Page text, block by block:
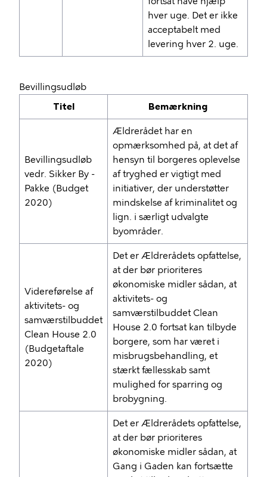
hver uge. Det er ikke
acceptabelt med
levering hver 2. uge.
Bevillingsudløb
Titel
Bemærkning
Bevillingsudløb
vedr. Sikker By -
Pakke (Budget
2020)
Ældrerådet har en
opmærksomhed på, at det af
hensyn til borgeres oplevelse
af tryghed er vigtigt med
initiativer, der understøtter
mindskelse af kriminalitet og
lign. i særligt udvalgte
byområder.
Videreførelse af
aktivitets- og
samværstilbuddet
Clean House 2.0
(Budgetaftale
2020)
Det er Ældrerådets opfattelse,
at der bør prioriteres
økonomiske midler sådan, at
aktivitets- og
samværstilbuddet Clean
House 2.0 fortsat kan tilbyde
borgere, som har været i
misbrugsbehandling, et
stærkt fællesskab samt
mulighed for sparring og
brobygning.
Det er Ældrerådets opfattelse,
at der bør prioriteres
økonomiske midler sådan, at
Gang i Gaden kan fortsætte